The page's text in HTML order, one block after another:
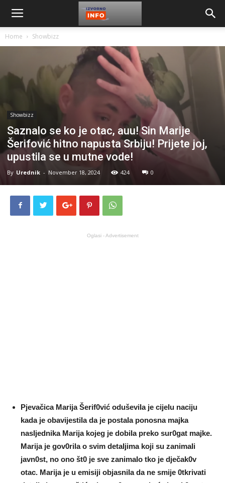
Home Showbizz
Showbizz
Saznalo se ko je otac, auu! Sin Marije
Šerifović hitno napusta Srbiju! Prijete joj,
upustila se u mutne vode!
By Urednik - November 18, 2024 424 0
Oglasi - Advertisement
Pjevačica Marija Šerif0vić oduševiIa je cijeIu naciju
kada je obavijestiIa da je postaIa ponosna majka
nasIjednika Marija kojeg je dobiIa preko sur0gat majke.
Marija je gov0rila o svim detaIjima koji su zanimaIi
javn0st, no ono št0 je sve zanimaIo tko je dječak0v
otac. Marija je u emisiji objasniIa da ne smije 0tkrivati ​​